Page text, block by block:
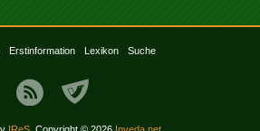
Erstinformation Lexikon Suche